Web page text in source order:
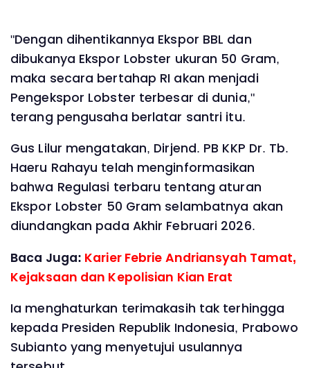
"Dengan dihentikannya Ekspor BBL dan
dibukanya Ekspor Lobster ukuran 50 Gram,
maka secara bertahap RI akan menjadi
Pengekspor Lobster terbesar di dunia,"
terang pengusaha berlatar santri itu.
Gus Lilur mengatakan, Dirjend. PB KKP Dr. Tb.
Haeru Rahayu telah menginformasikan
bahwa Regulasi terbaru tentang aturan
Ekspor Lobster 50 Gram selambatnya akan
diundangkan pada Akhir Februari 2026.
Baca Juga: Karier Febrie Andriansyah Tamat,
Kejaksaan dan Kepolisian Kian Erat
Ia menghaturkan terimakasih tak terhingga
kepada Presiden Republik Indonesia, Prabowo
Subianto yang menyetujui usulannya